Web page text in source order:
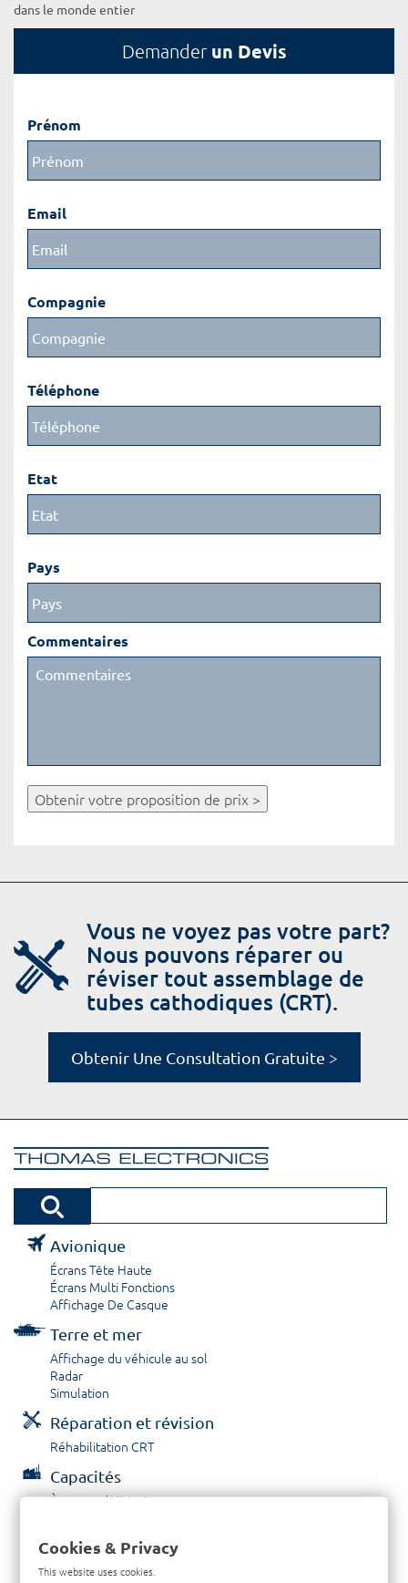
dans le monde entier
Demander un Devis
Prénom
Email
Compagnie
Téléphone
Etat
Pays
Commentaires
Obtenir votre proposition de prix >
Vous ne voyez pas votre part?
Nous pouvons réparer ou
réviser tout assemblage de
tubes cathodiques (CRT).
Obtenir Une Consultation Gratuite >
Avionique
Écrans Tête Haute
Écrans Multi Fonctions
Affichage De Casque
Terre et mer
Affichage du véhicule au sol
Radar
Simulation
Réparation et révision
Réhabilitation CRT
Capacités
À propos / Historique
Contactez nous
Cookies & Privacy
This website uses cookies.